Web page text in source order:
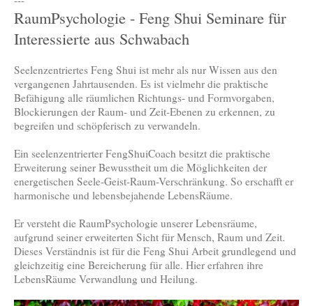
RaumPsychologie - Feng Shui Seminare für
Interessierte aus Schwabach
Seelenzentriertes Feng Shui ist mehr als nur Wissen aus den
vergangenen Jahrtausenden. Es ist vielmehr die praktische
Befähigung alle räumlichen Richtungs- und Formvorgaben,
Blockierungen der Raum- und Zeit-Ebenen zu erkennen, zu
begreifen und schöpferisch zu verwandeln.
Ein seelenzentrierter FengShuiCoach besitzt die praktische
Erweiterung seiner Bewusstheit um die Möglichkeiten der
energetischen Seele-Geist-Raum-Verschränkung. So erschafft er
harmonische und lebensbejahende LebensRäume.
Er versteht die RaumPsychologie unserer Lebensräume,
aufgrund seiner erweiterten Sicht für Mensch, Raum und Zeit.
Dieses Verständnis ist für die Feng Shui Arbeit grundlegend und
gleichzeitig eine Bereicherung für alle. Hier erfahren ihre
LebensRäume Verwandlung und Heilung.